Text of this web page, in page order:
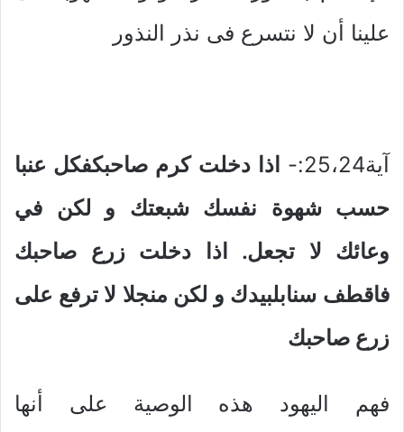
علينا أن لا نتسرع فى نذر النذور
آية25،24:-
اذا دخلت كرم صاحبكفكل عنبا
حسب شهوة نفسك شبعتك و لكن في
وعائك لا تجعل. اذا دخلت زرع صاحبك
فاقطف سنابلبيدك و لكن منجلا لا ترفع على
زرع صاحبك
فهم اليهود هذه الوصية على أنها